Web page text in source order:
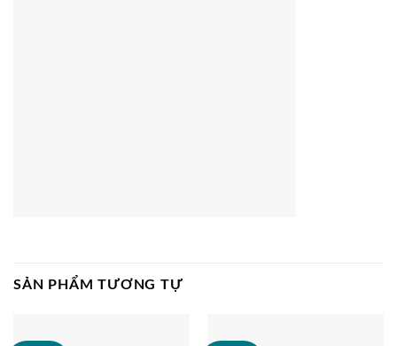
SẢN PHẨM TƯƠNG TỰ